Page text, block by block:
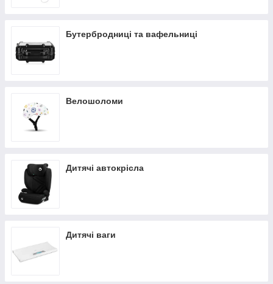
Бутербродниці та вафельниці
Велошоломи
Дитячі автокрісла
Дитячі ваги